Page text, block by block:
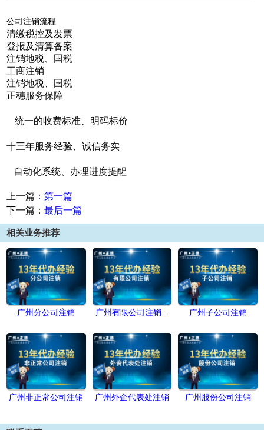
公司注销流程
清缴税控及发票
登报及清算备案
注销地税、国税
工商注销
注销地税、国税
正穗服务保障
统一的收费标准、明码标价
十三年服务经验、诚信务实
自动化系统、办理进度提醒
上一篇：第一篇
下一篇：最后一篇
相关业务推荐
广州分公司注销 广州有限公司注销... 广州子公司注销
广州非正常公司注销 广州外企代表处注销 广州股份公司注销